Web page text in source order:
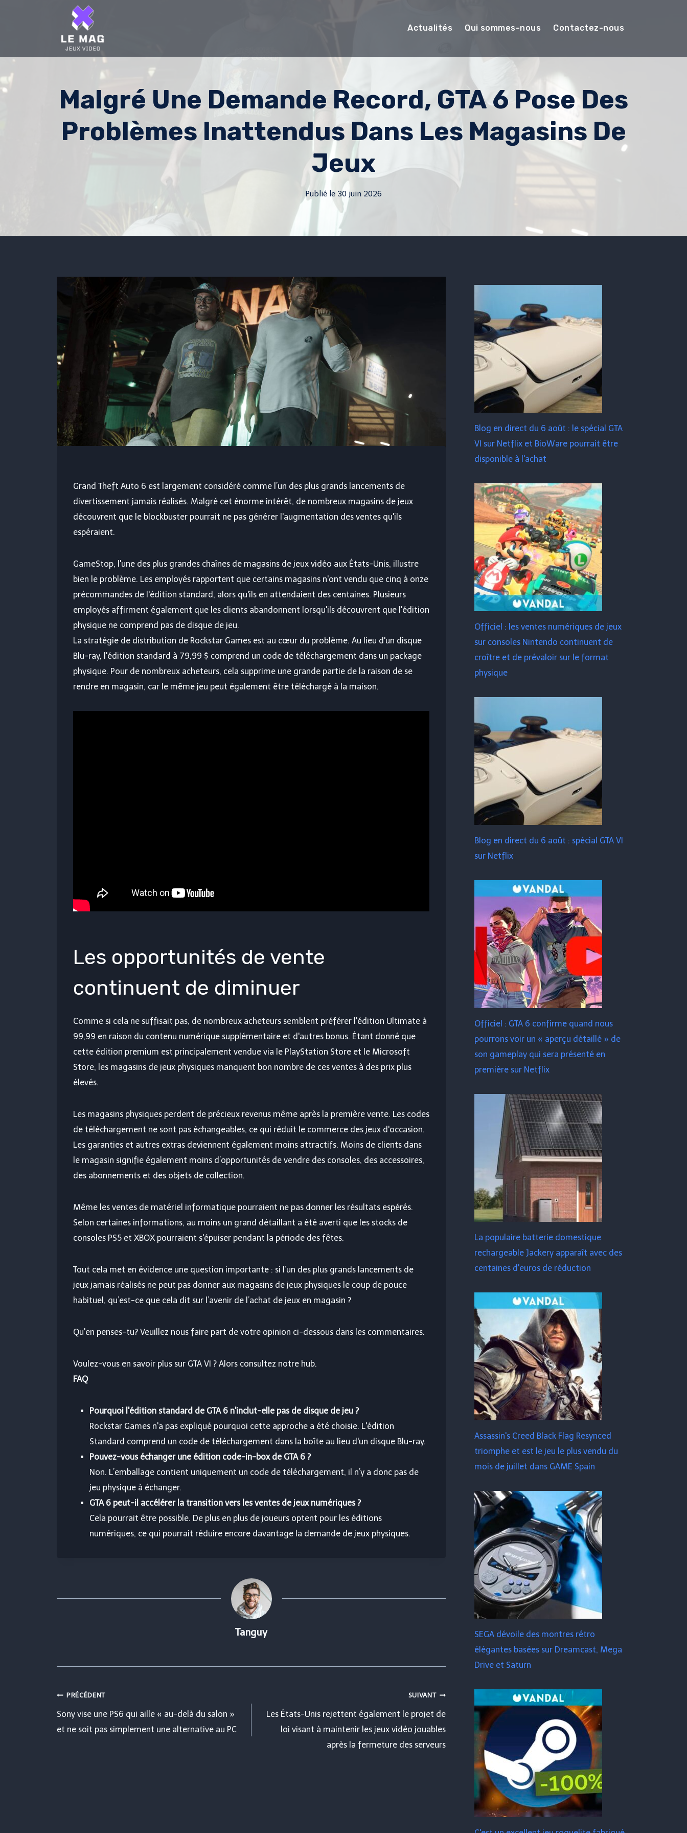
Actualités Qui sommes-nous Contactez-nous
Malgré Une Demande Record, GTA 6 Pose Des
Problèmes Inattendus Dans Les Magasins De
Jeux
Publié le 30 juin 2026
Grand Theft Auto 6 est largement considéré comme l’un des plus grands lancements de
divertissement jamais réalisés. Malgré cet énorme intérêt, de nombreux magasins de jeux
découvrent que le blockbuster pourrait ne pas générer l'augmentation des ventes qu'ils
espéraient.
GameStop, l'une des plus grandes chaînes de magasins de jeux vidéo aux États-Unis, illustre
bien le problème. Les employés rapportent que certains magasins n'ont vendu que cinq à onze
précommandes de l'édition standard, alors qu'ils en attendaient des centaines. Plusieurs
employés affirment également que les clients abandonnent lorsqu'ils découvrent que l'édition
physique ne comprend pas de disque de jeu.
La stratégie de distribution de Rockstar Games est au cœur du problème. Au lieu d'un disque
Blu-ray, l'édition standard à 79,99 $ comprend un code de téléchargement dans un package
physique. Pour de nombreux acheteurs, cela supprime une grande partie de la raison de se
rendre en magasin, car le même jeu peut également être téléchargé à la maison.
Les opportunités de vente
continuent de diminuer
Comme si cela ne suffisait pas, de nombreux acheteurs semblent préférer l'édition Ultimate à
99,99 en raison du contenu numérique supplémentaire et d'autres bonus. Étant donné que
cette édition premium est principalement vendue via le PlayStation Store et le Microsoft
Store, les magasins de jeux physiques manquent bon nombre de ces ventes à des prix plus
élevés.
Les magasins physiques perdent de précieux revenus même après la première vente. Les codes
de téléchargement ne sont pas échangeables, ce qui réduit le commerce des jeux d'occasion.
Les garanties et autres extras deviennent également moins attractifs. Moins de clients dans
le magasin signifie également moins d’opportunités de vendre des consoles, des accessoires,
des abonnements et des objets de collection.
Même les ventes de matériel informatique pourraient ne pas donner les résultats espérés.
Selon certaines informations, au moins un grand détaillant a été averti que les stocks de
consoles PS5 et XBOX pourraient s'épuiser pendant la période des fêtes.
Tout cela met en évidence une question importante : si l’un des plus grands lancements de
jeux jamais réalisés ne peut pas donner aux magasins de jeux physiques le coup de pouce
habituel, qu’est-ce que cela dit sur l’avenir de l’achat de jeux en magasin ?
Qu'en penses-tu? Veuillez nous faire part de votre opinion ci-dessous dans les commentaires.
Voulez-vous en savoir plus sur GTA VI ? Alors consultez notre hub.
FAQ
Pourquoi l'édition standard de GTA 6 n'inclut-elle pas de disque de jeu ?
Rockstar Games n'a pas expliqué pourquoi cette approche a été choisie. L'édition
Standard comprend un code de téléchargement dans la boîte au lieu d'un disque Blu-ray.
Pouvez-vous échanger une édition code-in-box de GTA 6 ?
Non. L’emballage contient uniquement un code de téléchargement, il n’y a donc pas de
jeu physique à échanger.
GTA 6 peut-il accélérer la transition vers les ventes de jeux numériques ?
Cela pourrait être possible. De plus en plus de joueurs optent pour les éditions
numériques, ce qui pourrait réduire encore davantage la demande de jeux physiques.
Tanguy
Navigation
de
PRÉCÉDENT
Sony vise une PS6 qui aille « au-delà du salon »
et ne soit pas simplement une alternative au PC
SUIVANT
Les États-Unis rejettent également le projet de
loi visant à maintenir les jeux vidéo jouables
après la fermeture des serveurs
Blog en direct du 6 août : le spécial GTA
VI sur Netflix et BioWare pourrait être
disponible à l'achat
Officiel : les ventes numériques de jeux
sur consoles Nintendo continuent de
croître et de prévaloir sur le format
physique
Blog en direct du 6 août : spécial GTA VI
sur Netflix
Officiel : GTA 6 confirme quand nous
pourrons voir un « aperçu détaillé » de
son gameplay qui sera présenté en
première sur Netflix
La populaire batterie domestique
rechargeable Jackery apparaît avec des
centaines d'euros de réduction
Assassin's Creed Black Flag Resynced
triomphe et est le jeu le plus vendu du
mois de juillet dans GAME Spain
SEGA dévoile des montres rétro
élégantes basées sur Dreamcast, Mega
Drive et Saturn